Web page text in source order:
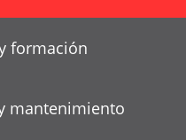
formación
mantenimiento